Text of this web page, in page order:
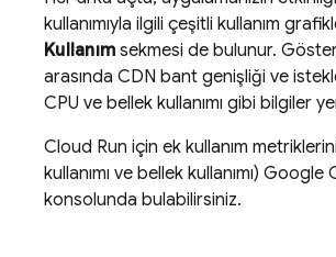
kullanımıyla ilgili çeşitli kullanım
Kullanım sekmesi de bulunur.
arasında CDN bant genişliği ve
CPU ve bellek kullanımı gibi bilgiler
Cloud Run için ek kullanım
kullanımı ve bellek kullanımı) Google
konsolunda bulabilirsiniz.